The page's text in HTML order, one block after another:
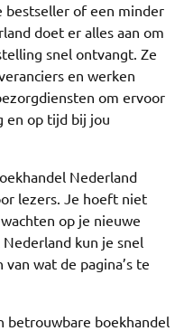
bestseller of een minder
doet er alles aan om
snel ontvangt. Ze
en werken
om ervoor
en op tijd bij jou
Nederland
lezers. Je hoeft niet
op je nieuwe
kun je snel
wat de pagina’s te
betrouwbare boekhandel